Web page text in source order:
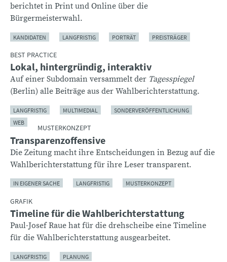
berichtet in Print und Online über die
Bürgermeisterwahl.
KANDIDATEN LANGFRISTIG PORTRÄT PREISTRÄGER
BEST PRACTICE
Lokal, hintergründig, interaktiv
Auf einer Subdomain versammelt der Tagesspiegel
(Berlin) alle Beiträge aus der Wahlberichterstattung.
LANGFRISTIG MULTIMEDIAL
SONDERVERÖFFENTLICHUNG
WEB
MUSTERKONZEPT
Transparenzoffensive
Die Zeitung macht ihre Entscheidungen in Bezug auf die
Wahlberichterstattung für ihre Leser transparent.
IN EIGENER SACHE LANGFRISTIG MUSTERKONZEPT
GRAFIK
Timeline für die Wahlberichterstattung
Paul-Josef Raue hat für die drehscheibe eine Timeline
für die Wahlberichterstattung ausgearbeitet.
LANGFRISTIG PLANUNG